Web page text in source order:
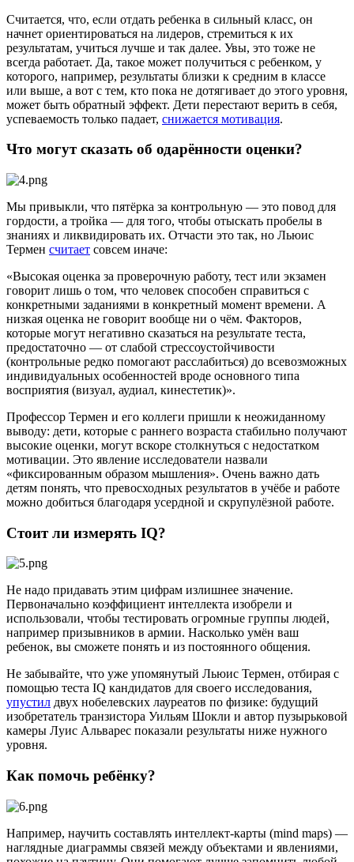
Считается, что, если отдать ребенка в сильный класс, он
начнет ориентироваться на лидеров, стремиться к их
результатам, учиться лучше и так далее. Увы, это тоже не
всегда работает. Да, такое может получиться с ребенком, у
которого, например, результаты близки к средним в классе
или выше, а вот с тем, кто пока не дотягивает до этого уровня,
может быть обратный эффект. Дети перестают верить в себя,
успеваемость только падает, снижается мотивация.
Что могут сказать об одарённости оценки?
Мы привыкли, что пятёрка за контрольную — это повод для
гордости, а тройка — для того, чтобы отыскать пробелы в
знаниях и ликвидировать их. Отчасти это так, но Льюис
Термен считает совсем иначе:
«Высокая оценка за проверочную работу, тест или экзамен
говорит лишь о том, что человек способен справиться с
конкретными заданиями в конкретный момент времени. А
низкая оценка не говорит вообще ни о чём. Факторов,
которые могут негативно сказаться на результате теста,
предостаточно — от слабой стрессоустойчивости
(контрольные редко помогают расслабиться) до всевозможных
индивидуальных особенностей вроде основного типа
восприятия (визуал, аудиал, кинестетик)».
Профессор Термен и его коллеги пришли к неожиданному
выводу: дети, которые с раннего возраста стабильно получают
высокие оценки, могут вскоре столкнуться с недостатком
мотивации. Это явление исследователи назвали
«фиксированным образом мышления». Очень важно дать
детям понять, что превосходных результатов в учёбе и работе
можно добиться благодаря усердной и скрупулёзной работе.
Стоит ли измерять IQ?
Не надо придавать этим цифрам излишнее значение.
Первоначально коэффициент интеллекта изобрели и
использовали, чтобы тестировать огромные группы людей,
например призывников в армии. Насколько умён ваш
ребенок, вы сможете понять и из постоянного общения.
Не забывайте, что уже упомянутый Льюис Термен, отбирая с
помощью теста IQ кандидатов для своего исследования,
упустил двух нобелевских лауреатов по физике: будущий
изобретатель транзистора Уильям Шокли и автор пузырьковой
камеры Луис Альварес показали результаты ниже нужного
уровня.
Как помочь ребёнку?
Например, научить составлять интеллект-карты (mind maps) —
наглядные диаграммы связей между объектами и явлениями,